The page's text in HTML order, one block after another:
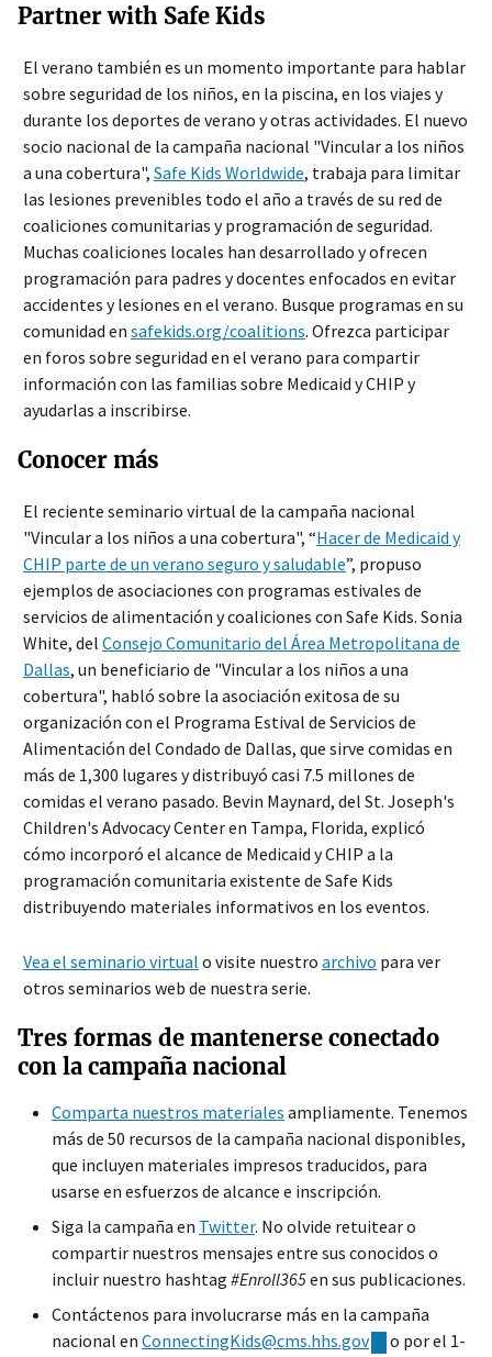
Partner with Safe Kids
El verano también es un momento importante para hablar
sobre seguridad de los niños, en la piscina, en los viajes y
durante los deportes de verano y otras actividades. El nuevo
socio nacional de la campaña nacional "Vincular a los niños
a una cobertura", Safe Kids Worldwide, trabaja para limitar
las lesiones prevenibles todo el año a través de su red de
coaliciones comunitarias y programación de seguridad.
Muchas coaliciones locales han desarrollado y ofrecen
programación para padres y docentes enfocados en evitar
accidentes y lesiones en el verano. Busque programas en su
comunidad en safekids.org/coalitions. Ofrezca participar
en foros sobre seguridad en el verano para compartir
información con las familias sobre Medicaid y CHIP y
ayudarlas a inscribirse.
Conocer más
El reciente seminario virtual de la campaña nacional
"Vincular a los niños a una cobertura", “Hacer de Medicaid y
CHIP parte de un verano seguro y saludable”, propuso
ejemplos de asociaciones con programas estivales de
servicios de alimentación y coaliciones con Safe Kids. Sonia
White, del Consejo Comunitario del Área Metropolitana de
Dallas, un beneficiario de "Vincular a los niños a una
cobertura", habló sobre la asociación exitosa de su
organización con el Programa Estival de Servicios de
Alimentación del Condado de Dallas, que sirve comidas en
más de 1,300 lugares y distribuyó casi 7.5 millones de
comidas el verano pasado. Bevin Maynard, del St. Joseph's
Children's Advocacy Center en Tampa, Florida, explicó
cómo incorporó el alcance de Medicaid y CHIP a la
programación comunitaria existente de Safe Kids
distribuyendo materiales informativos en los eventos.
Vea el seminario virtual o visite nuestro archivo para ver
otros seminarios web de nuestra serie.
Tres formas de mantenerse conectado
con la campaña nacional
Comparta nuestros materiales ampliamente. Tenemos
más de 50 recursos de la campaña nacional disponibles,
que incluyen materiales impresos traducidos, para
usarse en esfuerzos de alcance e inscripción.
Siga la campaña en Twitter. No olvide retuitear o
compartir nuestros mensajes entre sus conocidos o
incluir nuestro hashtag#Enroll365en sus publicaciones.
Contáctenos para involucrarse más en la campaña
nacional enConnectingKids@cms.hhs.gov
o por el 1-